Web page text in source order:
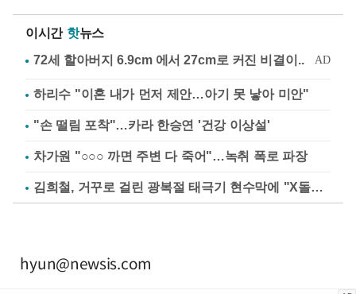
이시간 핫뉴스
하리수 "이혼 내가 먼저 제안…아기 못 낳아 미안"
"손 떨림 포착"…카라 한승연 '건강 이상설'
차가원 "○○○ 까면 주변 다 죽어"…녹취 폭로 파장
김희철, 거꾸로 걸린 광복절 태극기 현수막에 "X돌았네"
hyun@newsis.com